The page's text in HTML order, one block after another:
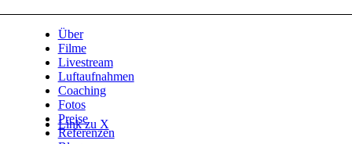
Link zu X
Über
Filme
Livestream
Luftaufnahmen
Coaching
Fotos
Preise
Referenzen